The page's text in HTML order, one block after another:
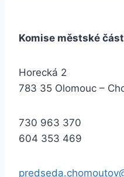
Komise městské
Horecká 2
783 35 Olomouc –
730 963 370
604 353 469